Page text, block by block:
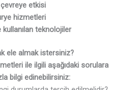
etkisi
hizmetleri
teknolojiler
ele almak istersiniz?
ile ilgili aşağıdaki sorulara
bilgi edinebilirsiniz: